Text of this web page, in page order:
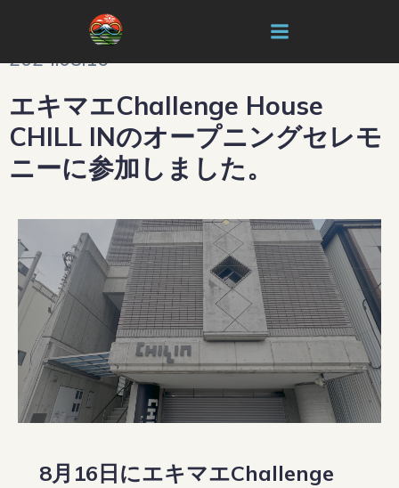
2024.08.16
エキマエChallenge House
CHILL INのオープニングセレモ
ニーに参加しました。
8月16日にエキマエChallenge